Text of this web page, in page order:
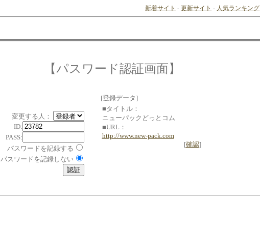
新着サイト -更新サイト - 人気ランキング
【パスワード認証画面】
変更する人：
ID:
PASS:
パスワードを記録する
パスワードを記録しない
[登録データ]
■タイトル：
ニューパックどっとコム
■URL：
http://www.new-pack.com
[確認]